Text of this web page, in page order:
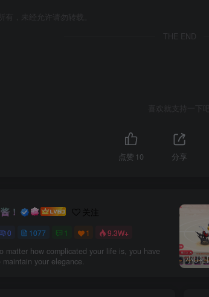
有，未经允许请勿转载。
THE END
喜欢就支持一下吧
点赞 10 分享
！ 关注
0 1077 1 1 9.3W+
matter how complicated your life is, you have
maintain your elegance.